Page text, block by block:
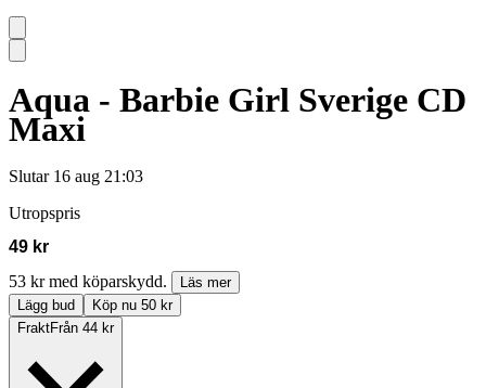
Aqua - Barbie Girl Sverige CD
Maxi
Slutar 16 aug 21:03
Utropspris
49 kr
53 kr med köparskydd.
Läs mer
Lägg bud
Köp nu 50 kr
FraktFrån 44 kr